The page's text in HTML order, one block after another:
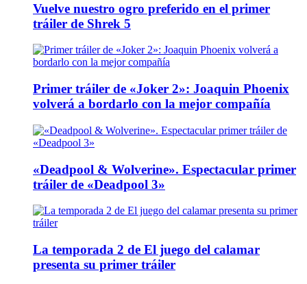
Vuelve nuestro ogro preferido en el primer
tráiler de Shrek 5
Primer tráiler de «Joker 2»: Joaquin Phoenix
volverá a bordarlo con la mejor compañía
«Deadpool & Wolverine». Espectacular primer
tráiler de «Deadpool 3»
La temporada 2 de El juego del calamar
presenta su primer tráiler